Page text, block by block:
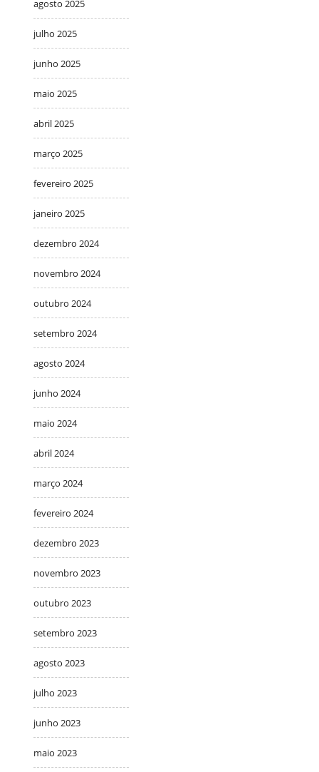
agosto 2025
julho 2025
junho 2025
maio 2025
abril 2025
março 2025
fevereiro 2025
janeiro 2025
dezembro 2024
novembro 2024
outubro 2024
setembro 2024
agosto 2024
junho 2024
maio 2024
abril 2024
março 2024
fevereiro 2024
dezembro 2023
novembro 2023
outubro 2023
setembro 2023
agosto 2023
julho 2023
junho 2023
maio 2023